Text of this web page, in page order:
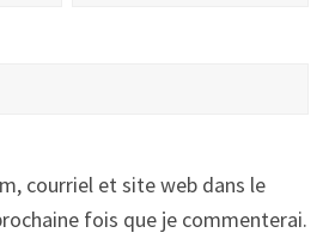
courriel et site web dans le
fois que je commenterai.